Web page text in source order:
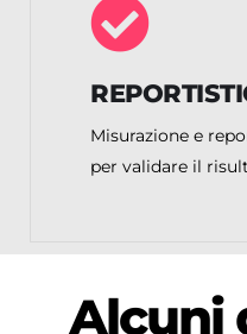
Misurazione e
per validare il
Alcuni